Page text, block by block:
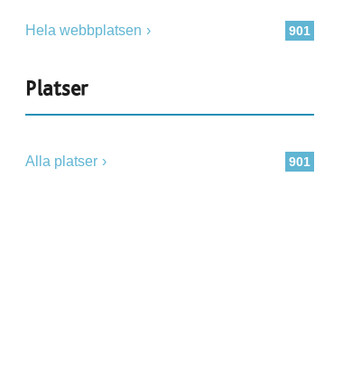
901
Hela webbplatsen
Platser
901
Alla platser